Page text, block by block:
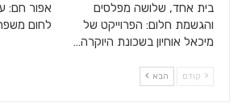
בית אחד, שלושה מפלסים
והגשמת חלום: הפרוייקט של
מיכאל אוחיון בשכונת היוקרה…
אפור חם:
לחום
קודם הבא